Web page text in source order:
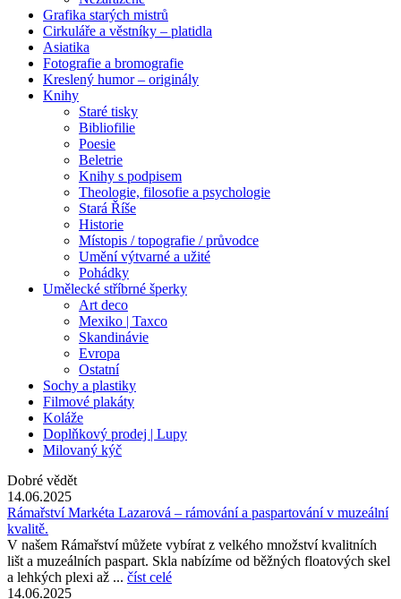
Grafika starých mistrů
Cirkuláře a věstníky – platidla
Asiatika
Fotografie a bromografie
Kreslený humor – originály
Knihy
Staré tisky
Bibliofilie
Poesie
Beletrie
Knihy s podpisem
Theologie, filosofie a psychologie
Stará Říše
Historie
Místopis / topografie / průvodce
Umění výtvarné a užité
Pohádky
Umělecké stříbrné šperky
Art deco
Mexiko | Taxco
Skandinávie
Evropa
Ostatní
Sochy a plastiky
Filmové plakáty
Koláže
Doplňkový prodej | Lupy
Milovaný kýč
Dobré vědět
14.06.2025
Rámařství Markéta Lazarová – rámování a paspartování v muzeální
kvalitě.
V našem Rámařství můžete vybírat z velkého množství kvalitních
lišt a muzeálních paspart. Skla nabízíme od běžných floatových skel
a lehkých plexi až ... číst celé
14.06.2025